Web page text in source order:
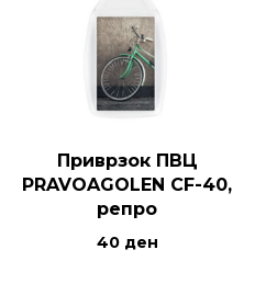
Приврзок ПВЦ
PRAVOAGOLEN CF-40,
репро
40 ден